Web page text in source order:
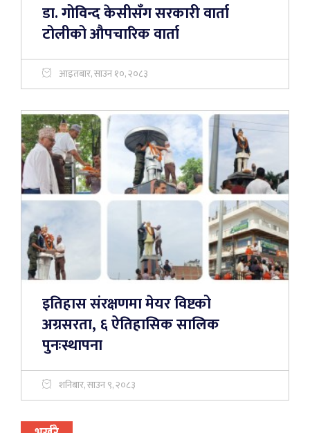
डा. गोविन्द केसीसँग सरकारी वार्ता
टोलीको औपचारिक वार्ता
आइतबार, साउन १०, २०८३
इतिहास संरक्षणमा मेयर विष्टको
अग्रसरता, ६ ऐतिहासिक सालिक
पुनःस्थापना
शनिबार, साउन ९, २०८३